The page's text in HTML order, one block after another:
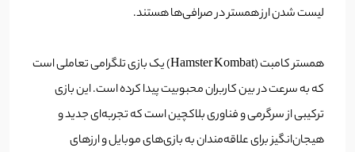
لیست شدن ارز همستر در صرافی‌ها هستند.
همستر کامبت (Hamster Kombat) یک بازی تلگرامی تعاملی است
که به سرعت در بین کاربران محبوبیت پیدا کرده است. این بازی
ترکیبی از سرگرمی و فناوری بلاکچین است که تجربه‌ای جدید و
هیجان‌انگیز برای علاقه‌مندان به بازی‌های موبایل و ارزهای